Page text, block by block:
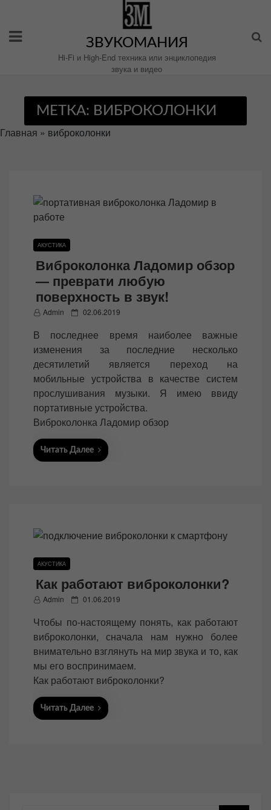
содержимому
ЗВУКОМАНИЯ
Hi-Fi и High-End техника или энциклопедия
звука и видео
МЕТКА: ВИБРОКОЛОНКИ
Главная » виброколонки
АКУСТИКА
Виброколонка Ладомир обзор
— преврати любую
поверхность в звук!
Admin
P
s
t
e
d
o
n
02.06.2019
В последнее время наиболее важные
изменения за последние несколько
десятилетий является переход на
мобильные устройства в качестве систем
прослушивания музыки. Я имею ввиду
портативные устройства.
Виброколонка Ладомир обзор
Читать Далее
АКУСТИКА
Как работают виброколонки?
Admin
P
t
e
d
o
n
01.06.2019
Чтобы по-настоящему понять, как работают
виброколонки, сначала нам нужно более
внимательно взглянуть на мир звука и то, как
мы его воспринимаем.
Как работают виброколонки?
Читать Далее